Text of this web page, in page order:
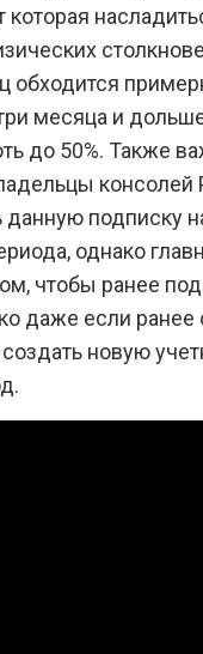
обходится
месяца и
до 50%. Также
консолей
данную подписку
однако
чтобы ранее
даже если ранее
новую